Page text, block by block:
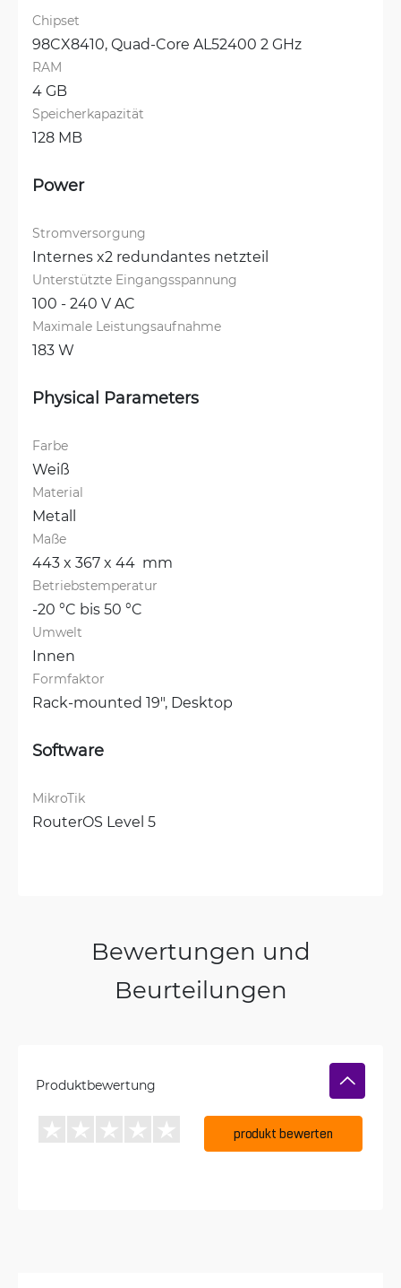
Chipset
98CX8410, Quad-Core AL52400 2 GHz
RAM
4 GB
Speicherkapazität
128 MB
Power
Stromversorgung
Internes x2 redundantes netzteil
Unterstützte Eingangsspannung
100 - 240 V AC
Maximale Leistungsaufnahme
183 W
Physical Parameters
Farbe
Weiß
Material
Metall
Maße
443 x 367 x 44  mm
Betriebstemperatur
-20 °C bis 50 °C
Umwelt
Innen
Formfaktor
Rack-mounted 19", Desktop
Software
MikroTik
RouterOS Level 5
Bewertungen und
Beurteilungen
Produktbewertung
produkt bewerten